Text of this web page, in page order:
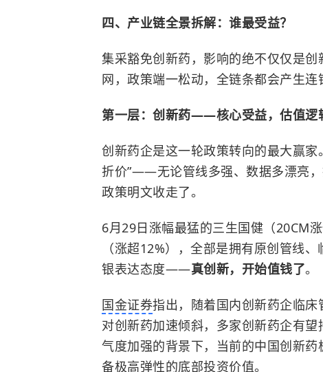
四、产业链全景拆解：谁最受益？
集采豁免创新药，影响的绝不仅仅是
网，政策端一松动，全链条都会产生连
第一层：创新药——核心受益，估值逻
创新药企是这一轮政策转向的最大赢
折价”——无论管线多强、数据多漂亮
政策明文收走了。
6月29日涨幅最猛的三生国健（20CM
（涨超12%），全部是拥有原创管线
银表达态度——真创新，开始值钱了。
国金证券指出，随着国内创新药企临
对创新药加速倾斜，多家创新药企有
气度加强的背景下，当前的中国创新
备极高弹性的底部投资价值。